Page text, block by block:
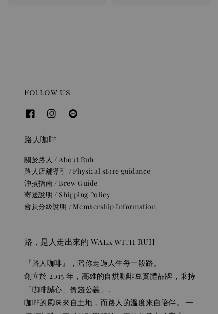
Follow us
路人咖啡
關於路人 / About Ruh
路人店舖導引 / Physical store guidance
沖煮指南 / Brew Guide
寄送說明 / Shipping Policy
會員分級說明 / Membership Information
路，是人走出來的 Walk with RUH
『路人咖啡』，陪你走過人生每一段路。
創立於 2015 年，高雄的自烘咖啡豆實體品牌，秉持
「咖啡誠心、價錢公義」。
咖啡的風味來自土地，而路人的溫度來自陪伴。 一